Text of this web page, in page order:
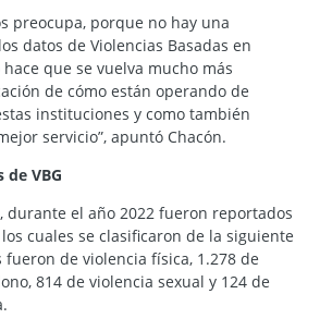
preocupa, porque no hay una
datos de Violencias Basadas en
que se vuelva mucho más
de cómo están operando de
instituciones y como también
servicio”, apuntó Chacón.
de VBG
durante el año 2022 fueron reportados
los cuales se clasificaron de la siguiente
fueron de violencia física, 1.278 de
814 de violencia sexual y 124 de